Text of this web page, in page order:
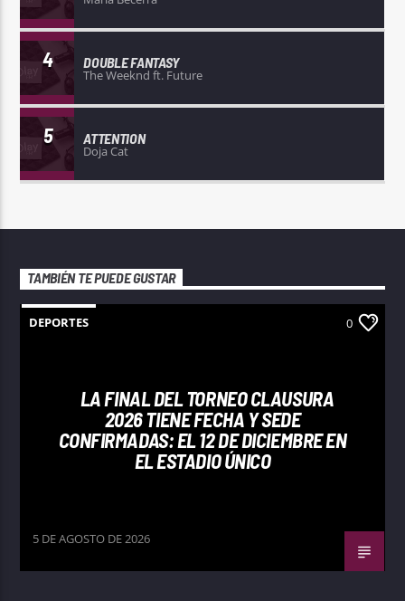
4 DOUBLE FANTASY
The Weeknd ft. Future
5 ATTENTION
Doja Cat
TAMBIÉN TE PUEDE GUSTAR
DEPORTES 0
LA FINAL DEL TORNEO CLAUSURA
2026 TIENE FECHA Y SEDE
CONFIRMADAS: EL 12 DE DICIEMBRE EN
EL ESTADIO ÚNICO
5 DE AGOSTO DE 2026